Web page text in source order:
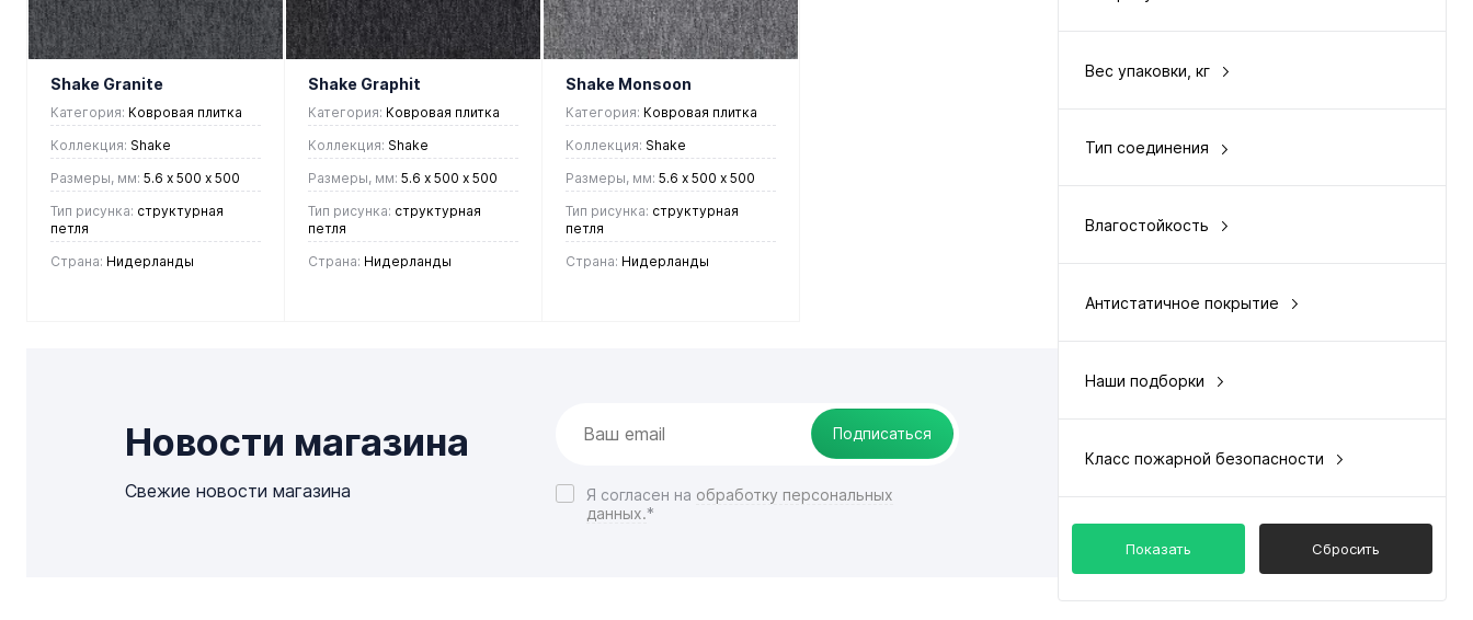
Вес упаковки, кг
Тип соединения
Влагостойкость
Антистатичное покрытие
Наши подборки
Класс пожарной безопасности
Показать Сбросить
Shake Granite
Категория: Ковровая плитка
Коллекция: Shake
Размеры, мм: 5.6 х 500 х 500
Тип рисунка: cтруктурная
петля
Страна: Нидерланды
Сравнение
Shake Graphit
Категория: Ковровая плитка
Коллекция: Shake
Размеры, мм: 5.6 х 500 х 500
Тип рисунка: cтруктурная
петля
Страна: Нидерланды
клик
Shake Monsoon
Категория: Ковровая плитка
Коллекция: Shake
Размеры, мм: 5.6 х 500 х 500
Тип рисунка: cтруктурная
петля
Страна: Нидерланды
клик
Сравнение
Новости магазина
Свежие новости магазина
Подписаться
Я согласен на обработку персональных
данных.*